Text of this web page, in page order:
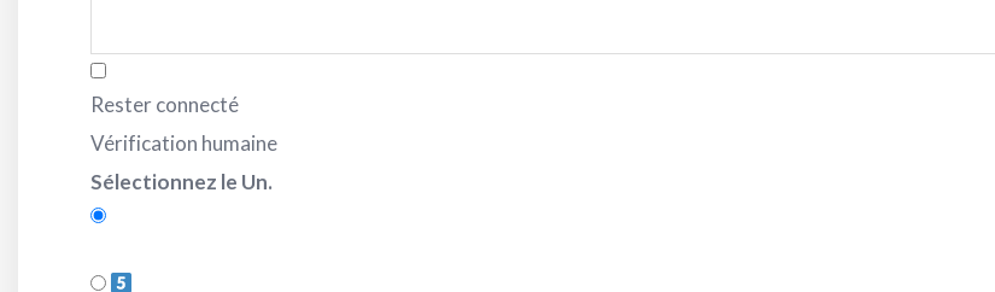
Rester connecté
Vérification humaine
Sélectionnez le Un.